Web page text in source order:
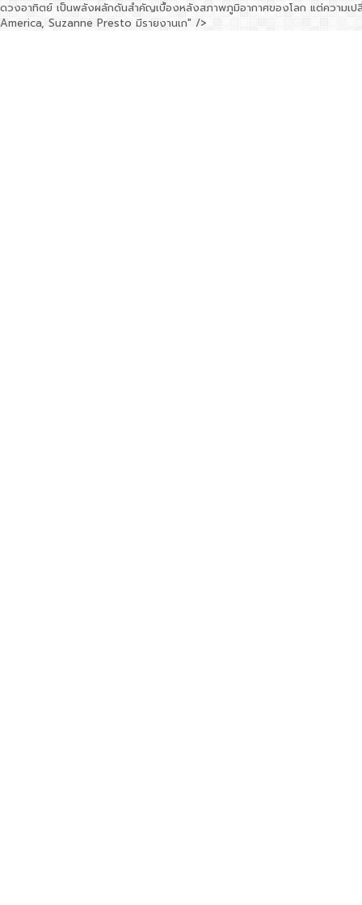
ดวงอาทิตย์ เป็นพลังผลักดันสำคัญเบื้องหลังสภาพภูมิอากาศของโลก แต่ความเ
America, Suzanne Presto มีรายงานเก" />